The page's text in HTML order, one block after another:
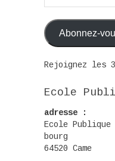
e-
mail
Abonnez-
Rejoignez les
Ecole
adresse :
Ecole Publique
bourg
64520 Came